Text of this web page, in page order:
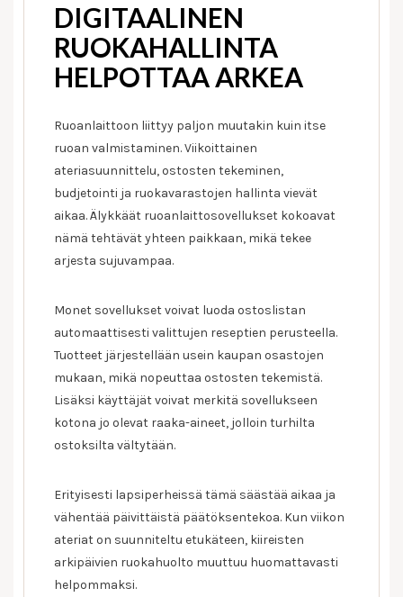
DIGITAALINEN
RUOKAHALLINTA
HELPOTTAA ARKEA
Ruoanlaittoon liittyy paljon muutakin kuin itse
ruoan valmistaminen. Viikoittainen
ateriasuunnittelu, ostosten tekeminen,
budjetointi ja ruokavarastojen hallinta vievät
aikaa. Älykkäät ruoanlaittosovellukset kokoavat
nämä tehtävät yhteen paikkaan, mikä tekee
arjesta sujuvampaa.
Monet sovellukset voivat luoda ostoslistan
automaattisesti valittujen reseptien perusteella.
Tuotteet järjestellään usein kaupan osastojen
mukaan, mikä nopeuttaa ostosten tekemistä.
Lisäksi käyttäjät voivat merkitä sovellukseen
kotona jo olevat raaka-aineet, jolloin turhilta
ostoksilta vältytään.
Erityisesti lapsiperheissä tämä säästää aikaa ja
vähentää päivittäistä päätöksentekoa. Kun viikon
ateriat on suunniteltu etukäteen, kiireisten
arkipäivien ruokahuolto muuttuu huomattavasti
helpommaksi.